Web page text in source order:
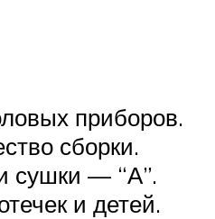
приборов.
сборки.
сушки — “А”.
и детей.